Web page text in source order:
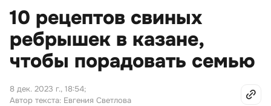
10 рецептов свиных
ребрышек в казане,
чтобы порадовать семью
8 дек. 2023 г., 18:54;
Автор текста: Евгения Светлова